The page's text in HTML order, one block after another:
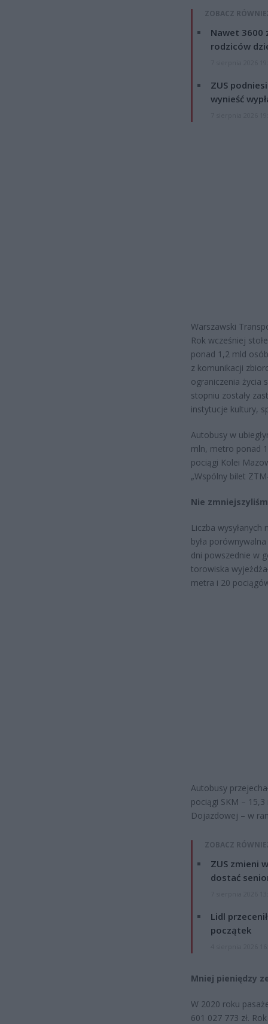
ZOBACZ
Nawet 3600
rodziców
ZUS
wynieść
Warszawski
Rok wcześniej
ponad 1,2 mld
z komunikacji
ograniczenia życia
stopniu zostały
instytucje kultury,
Autobusy w
mln, metro ponad
pociągi Kolei
„Wspólny bilet
Nie
Liczba
była
dni powszednie w
torowiska
metra i 20
Autobusy
pociągi SKM –
Dojazdowej – w
ZOBACZ
ZUS zmieni
dostać
Lidl
początek
Mniej pieniędzy
W 2020 roku
601 027 773 zł.